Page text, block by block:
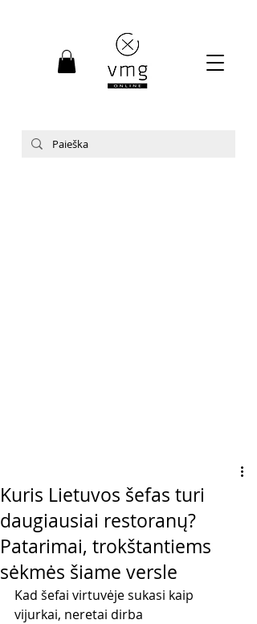
Kuris Lietuvos šefas turi
daugiausiai restoranų?
Patarimai, trokštantiems
sėkmės šiame versle
Kad šefai virtuvėje sukasi kaip
vijurkai, neretai dirba